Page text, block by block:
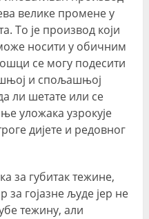
велике промене у
То је производ који
носити у обичним
се могу подесити
и спољашњој
ли шетате или се
уложака узрокује
дијете и редовног
за губитак тежине,
за гојазне људе јер не
тежину, али